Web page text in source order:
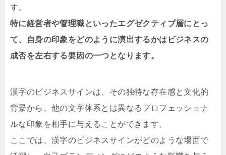
す。
特に経営者や管理職といったエグゼクティブ層にとっ
て、自身の印象をどのように演出するかはビジネスの
成否を左右する要因の一つとなります。
漢字のビジネスサインは、その独特な存在感と文化的
背景から、他の文字体系とは異なるプロフェッショナ
ルな印象を相手に与えることができます。
ここでは、漢字のビジネスサインがどのような場面で